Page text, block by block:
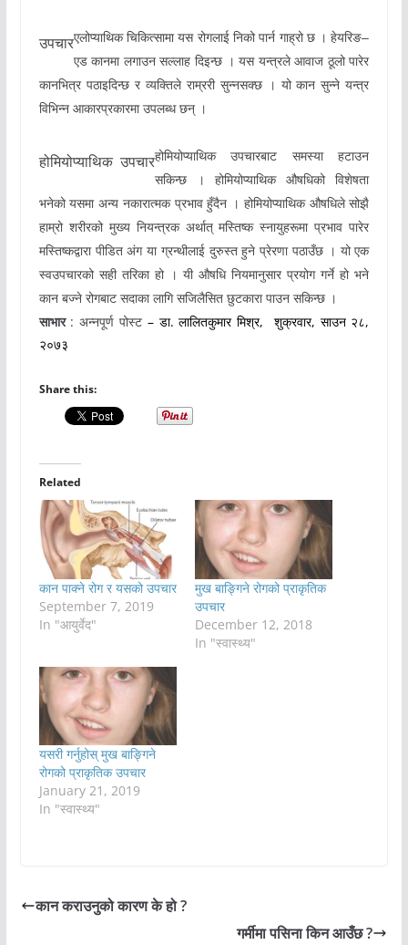
उपचारएलोप्याथिक चिकित्सामा यस रोगलाई निको पार्न गाह्रो छ । हेयरिङ–
एड कानमा लगाउन सल्लाह दिइन्छ । यस यन्त्रले आवाज ठूलो पारेर
कानभित्र पठाइदिन्छ र व्यक्तिले राम्ररी सुन्नसक्छ । यो कान सुन्ने यन्त्र
विभिन्न आकारप्रकारमा उपलब्ध छन् ।
होमियोप्याथिक उपचारहोमियोप्याथिक उपचारबाट समस्या
हटाउन
सकिन्छ
। होमियोप्याथिक औषधिको विशेषता
भनेको यसमा अन्य नकारात्मक प्रभाव हुँदैन । होमियोप्याथिक औषधिले सोझै
हाम्रो शरीरको मुख्य नियन्त्रक अर्थात् मस्तिष्क स्नायुहरूमा प्रभाव पारेर
मस्तिष्कद्वारा पीडित अंग या ग्रन्थीलाई दुरुस्त हुने प्रेरणा पठाउँछ । यो एक
स्वउपचारको सही तरिका हो । यी औषधि नियमानुसार प्रयोग गर्ने हो भने
कान बज्ने रोगबाट सदाका लागि सजिलैसित छुटकारा पाउन सकिन्छ ।
साभार:अन्नपूर्ण पोस्ट – डा.लालितकुमार मिश्र, शुक्रवार, साउन २८,
२०७३
Share this:
Related
कान पाक्ने रोग र यसको उपचार
September 7, 2019
In "आयुर्वेद"
मुख बाङ्गिने रोगको प्राकृतिक
उपचार
December 12, 2018
In "स्वास्थ्य"
यसरी गर्नुहोस् मुख बाङ्गिने
रोगको प्राकृतिक उपचार
January 21, 2019
In "स्वास्थ्य"
कान कराउनुको कारण के हो ?
गर्मीमा पसिना किन आउँछ ?